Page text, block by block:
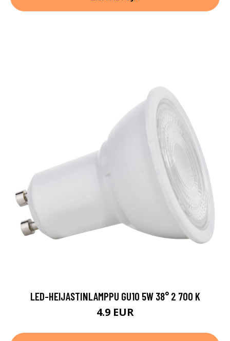
LED-HEIJASTINLAMPPU GU10 5W 38° 2 700 K
4.9 EUR